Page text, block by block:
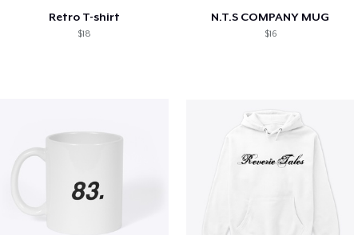
Retro T-shirt
$18
N.T.S COMPANY MUG
$16